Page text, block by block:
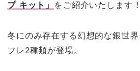
プ キット」
をご紹介いたします！
冬にのみ存在する幻想的な銀世
フレ2種類が登場。